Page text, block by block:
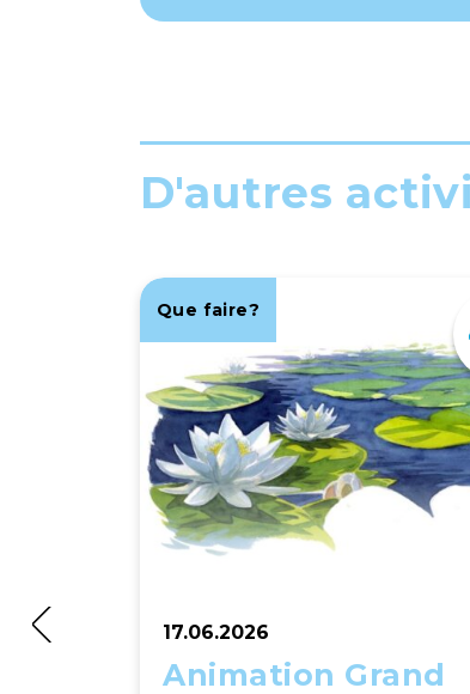
D'autres
Que faire?
17.06.2026
Animation Grand